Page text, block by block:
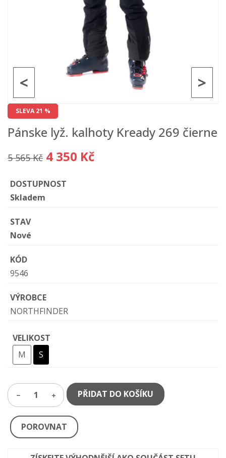
>
<
SLEVA 21 %
Pánske lyž. kalhoty Kready 269 čierne
5 565 Kč 4 350 Kč
DOSTUPNOST
Skladem
STAV
Nové
KÓD
9546
VÝROBCE
NORTHFINDER
VELIKOST
M
S
1 PŘIDAT DO KOŠÍKU
POROVNAT